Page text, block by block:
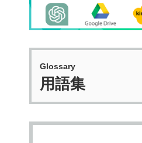
Glossary
用語集